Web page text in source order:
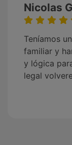
Nicolas
Teníamos
familiar y
y lógica
legal